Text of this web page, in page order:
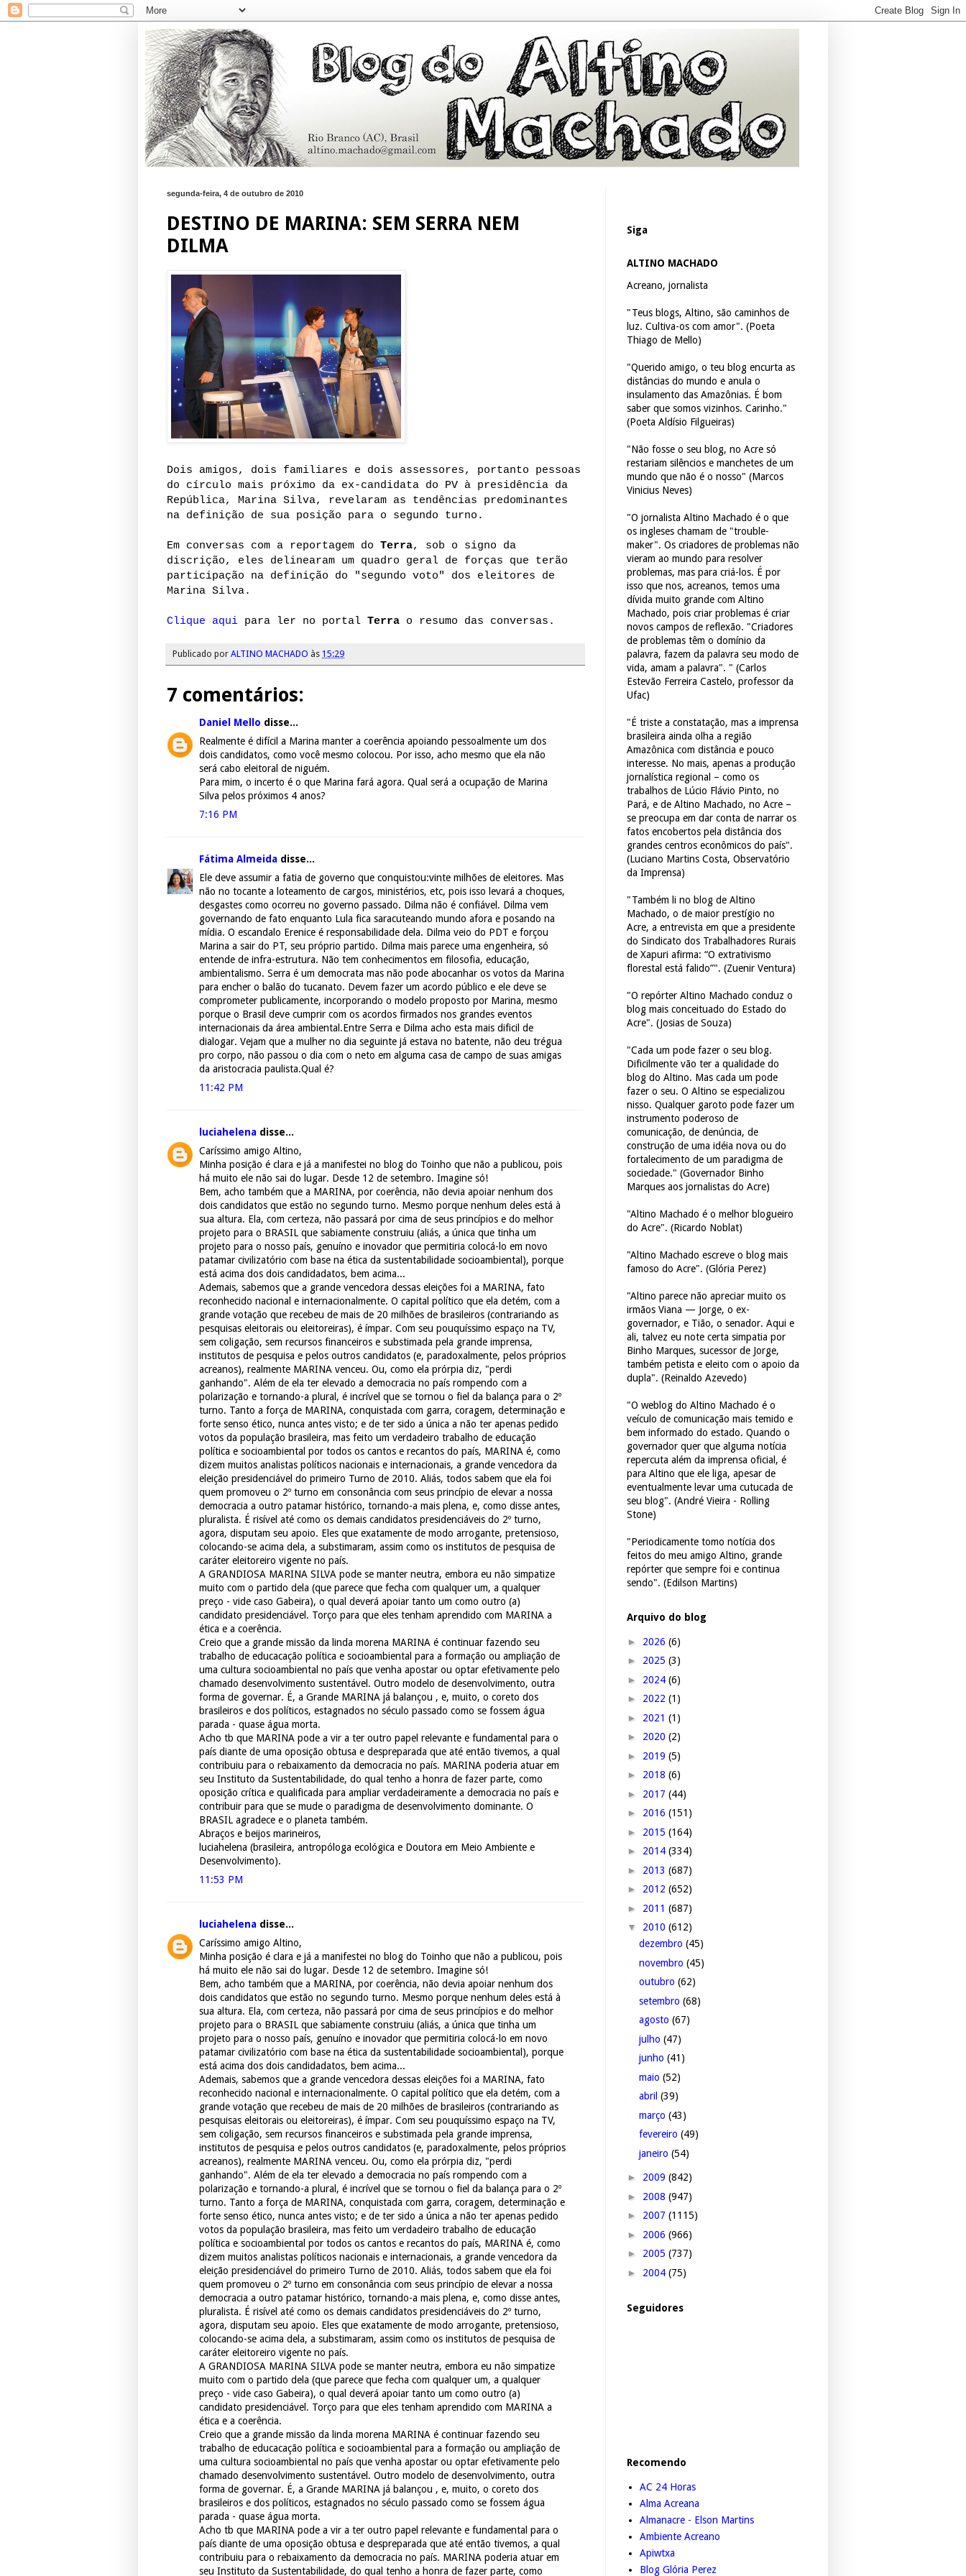
segunda-feira, 4 de outubro de 2010
DESTINO DE MARINA: SEM SERRA NEM
DILMA
Dois amigos, dois familiares e dois assessores, portanto pessoas
do círculo mais próximo da ex-candidata do PV à presidência da
República, Marina Silva, revelaram as tendências predominantes
na definição de sua posição para o segundo turno.
Em conversas com a reportagem do Terra, sob o signo da
discrição, eles delinearam um quadro geral de forças que terão
participação na definição do "segundo voto" dos eleitores de
Marina Silva.
Clique aqui para ler no portal Terra o resumo das conversas.
Publicado por ALTINO MACHADO às 15:29
7 comentários:
Daniel Mello disse...
Realmente é difícil a Marina manter a coerência apoiando pessoalmente um dos
dois candidatos, como você mesmo colocou. Por isso, acho mesmo que ela não
será cabo eleitoral de niguém.
Para mim, o incerto é o que Marina fará agora. Qual será a ocupação de Marina
Silva pelos próximos 4 anos?
7:16 PM
Fátima Almeida disse...
Ele deve assumir a fatia de governo que conquistou:vinte milhões de eleitores. Mas
não no tocante a loteamento de cargos, ministérios, etc, pois isso levará a choques,
desgastes como ocorreu no governo passado. Dilma não é confiável. Dilma vem
governando de fato enquanto Lula fica saracuteando mundo afora e posando na
mídia. O escandalo Erenice é responsabilidade dela. Dilma veio do PDT e forçou
Marina a sair do PT, seu próprio partido. Dilma mais parece uma engenheira, só
entende de infra-estrutura. Não tem conhecimentos em filosofia, educação,
ambientalismo. Serra é um democrata mas não pode abocanhar os votos da Marina
para encher o balão do tucanato. Devem fazer um acordo público e ele deve se
comprometer publicamente, incorporando o modelo proposto por Marina, mesmo
porque o Brasil deve cumprir com os acordos firmados nos grandes eventos
internacionais da área ambiental.Entre Serra e Dilma acho esta mais dificil de
dialogar. Vejam que a mulher no dia seguinte já estava no batente, não deu trégua
pro corpo, não passou o dia com o neto em alguma casa de campo de suas amigas
da aristocracia paulista.Qual é?
11:42 PM
luciahelena disse...
Caríssimo amigo Altino,
Minha posição é clara e já a manifestei no blog do Toinho que não a publicou, pois
há muito ele não sai do lugar. Desde 12 de setembro. Imagine só!
Bem, acho também que a MARINA, por coerência, não devia apoiar nenhum dos
dois candidatos que estão no segundo turno. Mesmo porque nenhum deles está à
sua altura. Ela, com certeza, não passará por cima de seus princípios e do melhor
projeto para o BRASIL que sabiamente construiu (aliás, a única que tinha um
projeto para o nosso país, genuíno e inovador que permitiria colocá-lo em novo
patamar civilizatório com base na ética da sustentabilidade socioambiental), porque
está acima dos dois candidadatos, bem acima...
Ademais, sabemos que a grande vencedora dessas eleições foi a MARINA, fato
reconhecido nacional e internacionalmente. O capital político que ela detém, com a
grande votação que recebeu de mais de 20 milhões de brasileiros (contrariando as
pesquisas eleitorais ou eleitoreiras), é ímpar. Com seu pouquíssimo espaço na TV,
sem coligação, sem recursos financeiros e substimada pela grande imprensa,
institutos de pesquisa e pelos outros candidatos (e, paradoxalmente, pelos próprios
acreanos), realmente MARINA venceu. Ou, como ela prórpia diz, "perdi
ganhando". Além de ela ter elevado a democracia no país rompendo com a
polarização e tornando-a plural, é incrível que se tornou o fiel da balança para o 2º
turno. Tanto a força de MARINA, conquistada com garra, coragem, determinação e
forte senso ético, nunca antes visto; e de ter sido a única a não ter apenas pedido
votos da população brasileira, mas feito um verdadeiro trabalho de educação
política e socioambiental por todos os cantos e recantos do país, MARINA é, como
dizem muitos analistas políticos nacionais e internacionais, a grande vencedora da
eleição presidenciável do primeiro Turno de 2010. Aliás, todos sabem que ela foi
quem promoveu o 2º turno em consonância com seus princípio de elevar a nossa
democracia a outro patamar histórico, tornando-a mais plena, e, como disse antes,
pluralista. É risível até como os demais candidatos presidenciáveis do 2º turno,
agora, disputam seu apoio. Eles que exatamente de modo arrogante, pretensioso,
colocando-se acima dela, a substimaram, assim como os institutos de pesquisa de
caráter eleitoreiro vigente no país.
A GRANDIOSA MARINA SILVA pode se manter neutra, embora eu não simpatize
muito com o partido dela (que parece que fecha com qualquer um, a qualquer
preço - vide caso Gabeira), o qual deverá apoiar tanto um como outro (a)
candidato presidenciável. Torço para que eles tenham aprendido com MARINA a
ética e a coerência.
Creio que a grande missão da linda morena MARINA é continuar fazendo seu
trabalho de educacação política e socioambiental para a formação ou ampliação de
uma cultura socioambiental no país que venha apostar ou optar efetivamente pelo
chamado desenvolvimento sustentável. Outro modelo de desenvolvimento, outra
forma de governar. É, a Grande MARINA já balançou , e, muito, o coreto dos
brasileiros e dos políticos, estagnados no século passado como se fossem água
parada - quase água morta.
Acho tb que MARINA pode a vir a ter outro papel relevante e fundamental para o
país diante de uma oposição obtusa e despreparada que até então tivemos, a qual
contribuiu para o rebaixamento da democracia no país. MARINA poderia atuar em
seu Instituto da Sustentabilidade, do qual tenho a honra de fazer parte, como
oposição crítica e qualificada para ampliar verdadeiramente a democracia no país e
contribuir para que se mude o paradigma de desenvolvimento dominante. O
BRASIL agradece e o planeta também.
Abraços e beijos marineiros,
luciahelena (brasileira, antropóloga ecológica e Doutora em Meio Ambiente e
Desenvolvimento).
11:53 PM
luciahelena disse...
Caríssimo amigo Altino,
Minha posição é clara e já a manifestei no blog do Toinho que não a publicou, pois
há muito ele não sai do lugar. Desde 12 de setembro. Imagine só!
Bem, acho também que a MARINA, por coerência, não devia apoiar nenhum dos
dois candidatos que estão no segundo turno. Mesmo porque nenhum deles está à
sua altura. Ela, com certeza, não passará por cima de seus princípios e do melhor
projeto para o BRASIL que sabiamente construiu (aliás, a única que tinha um
projeto para o nosso país, genuíno e inovador que permitiria colocá-lo em novo
patamar civilizatório com base na ética da sustentabilidade socioambiental), porque
está acima dos dois candidadatos, bem acima...
Ademais, sabemos que a grande vencedora dessas eleições foi a MARINA, fato
reconhecido nacional e internacionalmente. O capital político que ela detém, com a
grande votação que recebeu de mais de 20 milhões de brasileiros (contrariando as
pesquisas eleitorais ou eleitoreiras), é ímpar. Com seu pouquíssimo espaço na TV,
sem coligação, sem recursos financeiros e substimada pela grande imprensa,
institutos de pesquisa e pelos outros candidatos (e, paradoxalmente, pelos próprios
acreanos), realmente MARINA venceu. Ou, como ela prórpia diz, "perdi
ganhando". Além de ela ter elevado a democracia no país rompendo com a
polarização e tornando-a plural, é incrível que se tornou o fiel da balança para o 2º
turno. Tanto a força de MARINA, conquistada com garra, coragem, determinação e
forte senso ético, nunca antes visto; e de ter sido a única a não ter apenas pedido
votos da população brasileira, mas feito um verdadeiro trabalho de educação
política e socioambiental por todos os cantos e recantos do país, MARINA é, como
dizem muitos analistas políticos nacionais e internacionais, a grande vencedora da
eleição presidenciável do primeiro Turno de 2010. Aliás, todos sabem que ela foi
quem promoveu o 2º turno em consonância com seus princípio de elevar a nossa
democracia a outro patamar histórico, tornando-a mais plena, e, como disse antes,
pluralista. É risível até como os demais candidatos presidenciáveis do 2º turno,
agora, disputam seu apoio. Eles que exatamente de modo arrogante, pretensioso,
colocando-se acima dela, a substimaram, assim como os institutos de pesquisa de
caráter eleitoreiro vigente no país.
A GRANDIOSA MARINA SILVA pode se manter neutra, embora eu não simpatize
muito com o partido dela (que parece que fecha com qualquer um, a qualquer
preço - vide caso Gabeira), o qual deverá apoiar tanto um como outro (a)
candidato presidenciável. Torço para que eles tenham aprendido com MARINA a
ética e a coerência.
Creio que a grande missão da linda morena MARINA é continuar fazendo seu
trabalho de educacação política e socioambiental para a formação ou ampliação de
uma cultura socioambiental no país que venha apostar ou optar efetivamente pelo
chamado desenvolvimento sustentável. Outro modelo de desenvolvimento, outra
forma de governar. É, a Grande MARINA já balançou , e, muito, o coreto dos
brasileiros e dos políticos, estagnados no século passado como se fossem água
parada - quase água morta.
Acho tb que MARINA pode a vir a ter outro papel relevante e fundamental para o
país diante de uma oposição obtusa e despreparada que até então tivemos, a qual
contribuiu para o rebaixamento da democracia no país. MARINA poderia atuar em
seu Instituto da Sustentabilidade, do qual tenho a honra de fazer parte, como
Siga
ALTINO MACHADO
Acreano, jornalista
"Teus blogs, Altino, são caminhos de
luz. Cultiva-os com amor". (Poeta
Thiago de Mello)
"Querido amigo, o teu blog encurta as
distâncias do mundo e anula o
insulamento das Amazônias. É bom
saber que somos vizinhos. Carinho."
(Poeta Aldísio Filgueiras)
"Não fosse o seu blog, no Acre só
restariam silêncios e manchetes de um
mundo que não é o nosso" (Marcos
Vinicius Neves)
"O jornalista Altino Machado é o que
os ingleses chamam de "trouble-
maker". Os criadores de problemas não
vieram ao mundo para resolver
problemas, mas para criá-los. É por
isso que nos, acreanos, temos uma
dívida muito grande com Altino
Machado, pois criar problemas é criar
novos campos de reflexão. "Criadores
de problemas têm o domínio da
palavra, fazem da palavra seu modo de
vida, amam a palavra". " (Carlos
Estevão Ferreira Castelo, professor da
Ufac)
"É triste a constatação, mas a imprensa
brasileira ainda olha a região
Amazônica com distância e pouco
interesse. No mais, apenas a produção
jornalística regional – como os
trabalhos de Lúcio Flávio Pinto, no
Pará, e de Altino Machado, no Acre –
se preocupa em dar conta de narrar os
fatos encobertos pela distância dos
grandes centros econômicos do país".
(Luciano Martins Costa, Observatório
da Imprensa)
"Também li no blog de Altino
Machado, o de maior prestígio no
Acre, a entrevista em que a presidente
do Sindicato dos Trabalhadores Rurais
de Xapuri afirma: “O extrativismo
florestal está falido”". (Zuenir Ventura)
"O repórter Altino Machado conduz o
blog mais conceituado do Estado do
Acre". (Josias de Souza)
"Cada um pode fazer o seu blog.
Dificilmente vão ter a qualidade do
blog do Altino. Mas cada um pode
fazer o seu. O Altino se especializou
nisso. Qualquer garoto pode fazer um
instrumento poderoso de
comunicação, de denúncia, de
construção de uma idéia nova ou do
fortalecimento de um paradigma de
sociedade." (Governador Binho
Marques aos jornalistas do Acre)
"Altino Machado é o melhor blogueiro
do Acre". (Ricardo Noblat)
"Altino Machado escreve o blog mais
famoso do Acre". (Glória Perez)
"Altino parece não apreciar muito os
irmãos Viana — Jorge, o ex-
governador, e Tião, o senador. Aqui e
ali, talvez eu note certa simpatia por
Binho Marques, sucessor de Jorge,
também petista e eleito com o apoio da
dupla". (Reinaldo Azevedo)
"O weblog do Altino Machado é o
veículo de comunicação mais temido e
bem informado do estado. Quando o
governador quer que alguma notícia
repercuta além da imprensa oficial, é
para Altino que ele liga, apesar de
eventualmente levar uma cutucada de
seu blog". (André Vieira - Rolling
Stone)
"Periodicamente tomo notícia dos
feitos do meu amigo Altino, grande
repórter que sempre foi e continua
sendo". (Edilson Martins)
Arquivo do blog
► 2026 (6)
► 2025 (3)
► 2024 (6)
► 2022 (1)
► 2021 (1)
► 2020 (2)
► 2019 (5)
► 2018 (6)
► 2017 (44)
► 2016 (151)
► 2015 (164)
► 2014 (334)
► 2013 (687)
► 2012 (652)
► 2011 (687)
▼ 2010 (612)
dezembro (45)
novembro (45)
outubro (62)
setembro (68)
agosto (67)
julho (47)
junho (41)
maio (52)
abril (39)
março (43)
fevereiro (49)
janeiro (54)
► 2009 (842)
► 2008 (947)
► 2007 (1115)
► 2006 (966)
► 2005 (737)
► 2004 (75)
Seguidores
Recomendo
AC 24 Horas
Alma Acreana
Almanacre - Elson Martins
Ambiente Acreano
Apiwtxa
Blog Glória Perez